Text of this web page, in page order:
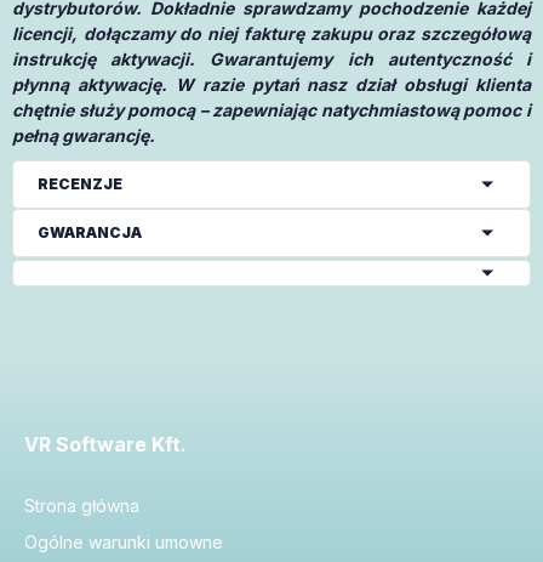
dystrybutorów. Dokładnie sprawdzamy pochodzenie każdej
licencji, dołączamy do niej fakturę zakupu oraz szczegółową
instrukcję aktywacji. Gwarantujemy ich autentyczność i
płynną aktywację. W razie pytań nasz dział obsługi klienta
chętnie służy pomocą – zapewniając natychmiastową pomoc i
pełną gwarancję.
RECENZJE
GWARANCJA
VR Software Kft.
Strona główna
Ogólne warunki umowne